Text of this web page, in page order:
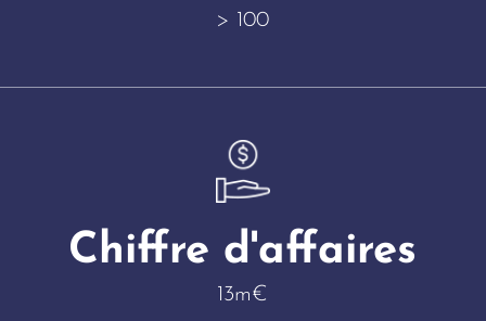
> 100
Chiffre d'affaires
13m€